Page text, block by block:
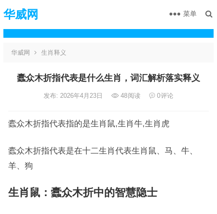
华威网 菜单
华威网 生肖释义
蠹众木折指代表是什么生肖，词汇解析落实释义
发布: 2026年4月23日 48阅读 0评论
蠹众木折指代表指的是生肖鼠,生肖牛,生肖虎
蠹众木折指代表是在十二生肖代表生肖鼠、马、牛、
羊、狗
生肖鼠：蠹众木折中的智慧隐士